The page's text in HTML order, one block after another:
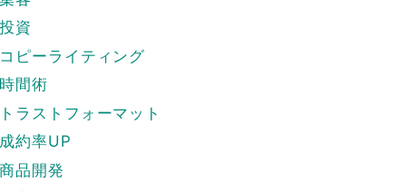
投資
コピーライティング
時間術
トラストフォーマット
成約率UP
商品開発